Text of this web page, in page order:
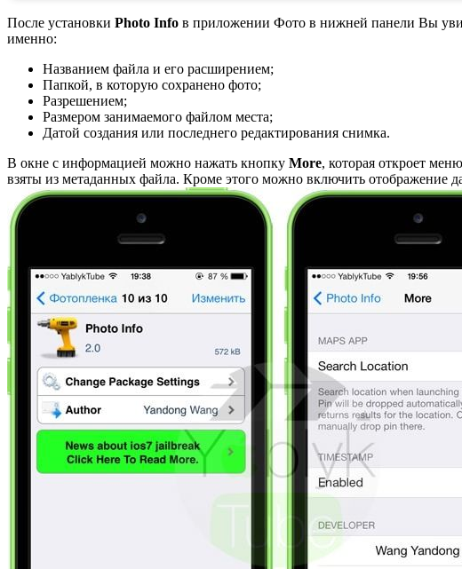
После установки Photo Info в приложении Фото в нижней панели Вы
именно:
Названием файла и его расширением;
Папкой, в которую сохранено фото;
Разрешением;
Размером занимаемого файлом места;
Датой создания или последнего редактирования снимка.
В окне с информацией можно нажать кнопку More, которая откроет
взяты из метаданных файла. Кроме этого можно включить